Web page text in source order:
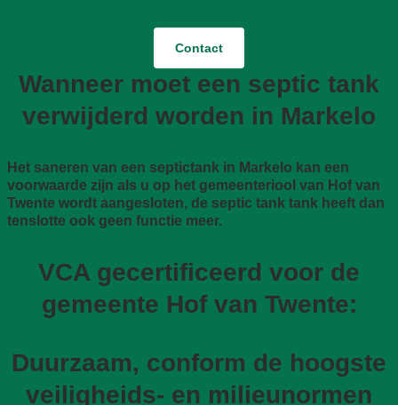
Contact
Wanneer moet een septic tank
verwijderd worden in Markelo
Het saneren van een septictank in Markelo kan een
voorwaarde zijn als u op het gemeenteriool van Hof van
Twente wordt aangesloten, de septic tank tank heeft dan
tenslotte ook geen functie meer.
VCA gecertificeerd voor de
gemeente Hof van Twente:
Duurzaam, conform de hoogste
veiligheids- en milieunormen